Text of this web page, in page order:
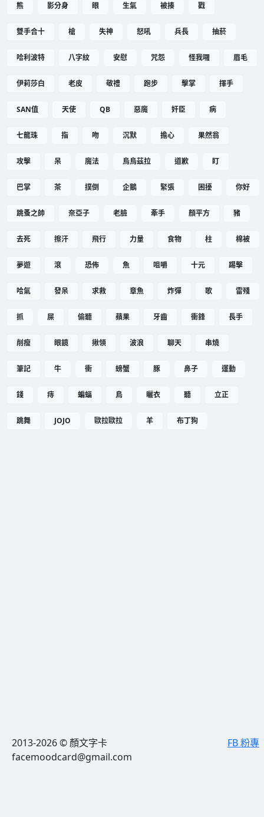
熊 影分身 眼 生氣 被揍 戳
雙手合十 槍 失神 怒吼 兵長 抽菸
哈利波特 八字紋 安慰 咒怨 怪我囉 眉毛
伊莉莎白 老皮 敬禮 跑步 擊掌 揮手
SAN值 天使 QB 惡魔 奸臣 病
七龍珠 指 吻 沉默 擔心 果然翁
攻擊 呆 魔法 烏烏茲拉 道歉 盯
巴掌 茶 撲倒 企鵝 緊張 困擾 你好
跳蚤之帥 奈亞子 老臉 牽手 顏平方 豬
去死 擦汗 飛行 力量 食物 柱 棉被
夢遊 滾 恐佈 魚 咀嚼 十元 踢擊
哈氣 發呆 求救 章魚 炸彈 歌 雷殘
抓 屎 偷聽 蘋果 牙齒 衝鋒 長手
削瘦 眼鏡 揪領 波浪 聊天 串燒
筆記 牛 衝 螃蟹 豚 鼻子 運動
錢 痔 蝙蝠 鳥 曬衣 聽 立正
跳舞 JOJO 歐拉歐拉 羊 布丁狗
2013-2026 © 顏文字卡
facemoodcard@gmail.com
FB 粉專